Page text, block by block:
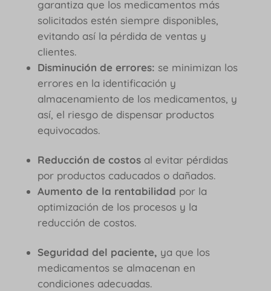
garantiza que los medicamentos más
solicitados estén siempre disponibles,
evitando así la pérdida de ventas y
clientes.
Disminución de errores: se minimizan los
errores en la identificación y
almacenamiento de los medicamentos, y
así, el riesgo de dispensar productos
equivocados.
Reducción de costosal evitar pérdidas
por productos caducados o dañados.
Aumento de la rentabilidad por la
optimización de los procesos y la
reducción de costos.
Seguridad del paciente, ya que los
medicamentos se almacenan en
condiciones adecuadas.